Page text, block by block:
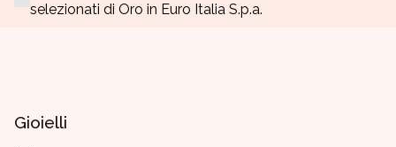
selezionati di Oro in Euro Italia S.p.a.
Gioielli